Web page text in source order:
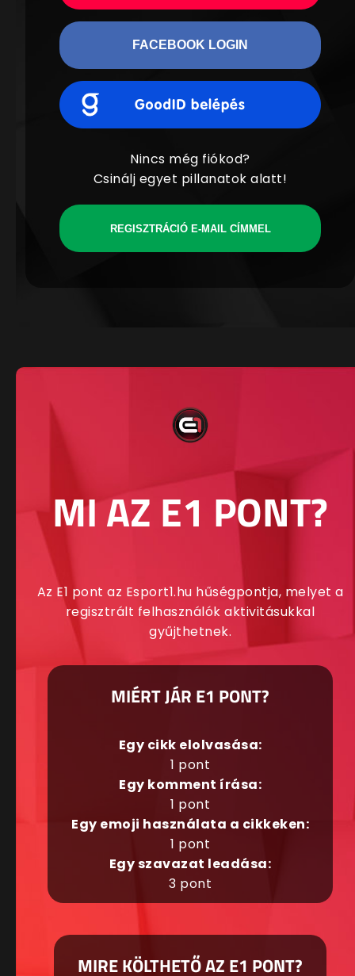
FACEBOOK LOGIN
Nincs még fiókod?
Csinálj egyet pillanatok alatt!
REGISZTRÁCIÓ E-MAIL CÍMMEL
MI AZ E1 PONT?
Az E1 pont az Esport1.hu hűségpontja, melyet a
regisztrált felhasználók aktivitásukkal
gyűjthetnek.
MIÉRT JÁR E1 PONT?
Egy cikk elolvasása:
1 pont
Egy komment írása:
1 pont
Egy emoji használata a cikkeken:
1 pont
Egy szavazat leadása:
3 pont
MIRE KÖLTHETŐ AZ E1 PONT?